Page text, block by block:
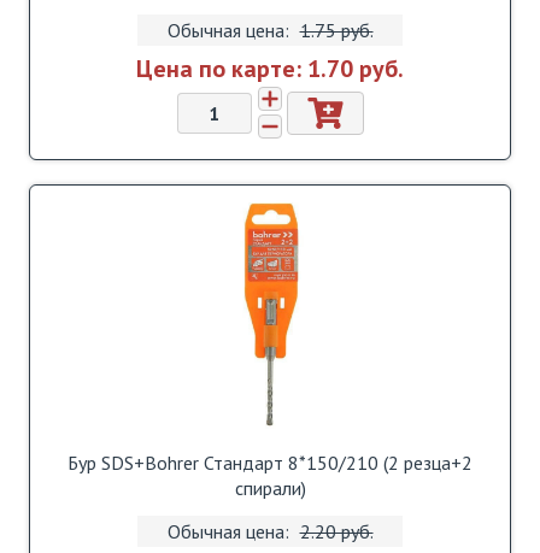
Обычная цена: 1.75 pуб.
Цена по карте: 1.70 pуб.
Бур SDS+Bohrer Стандарт 8*150/210 (2 резца+2
спирали)
Обычная цена: 2.20 pуб.